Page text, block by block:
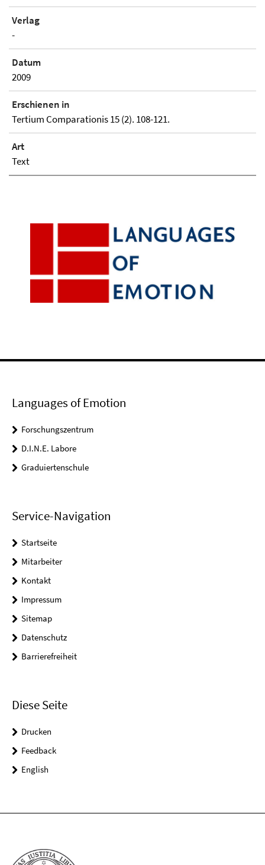
Verlag
-
Datum
2009
Erschienen in
Tertium Comparationis 15 (2). 108-121.
Art
Text
Languages of Emotion
Forschungszentrum
D.I.N.E. Labore
Graduiertenschule
Service-Navigation
Startseite
Mitarbeiter
Kontakt
Impressum
Sitemap
Datenschutz
Barrierefreiheit
Diese Seite
Drucken
Feedback
English